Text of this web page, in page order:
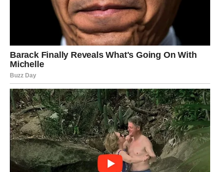
Ribe ulaze u romantičan period. Ako ste u vezi, odnos
postaje nežniji. Slobodne Ribe mogu započeti karmičku
vezu.
Posao
Poslovno, dolazi prilika da pokažete talenat. Moguće je
priznanje ili ponuda koja vam daje više slobode. Finansije
se postepeno popravljaju.